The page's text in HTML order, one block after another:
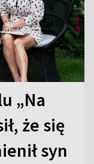
„Na
że się
syn